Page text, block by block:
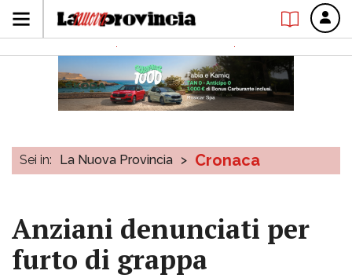
Sei in: La Nuova Provincia > Cronaca
Anziani denunciati per
furto di grappa